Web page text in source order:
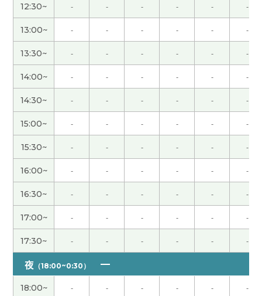
虽然在日本不怎么在意食品的安全性，但是没有问
题👌( 女性 )
谢谢今天的课。 很好的问题。我们下次再聊这个
吧。( 男性 )
当时我很着急，但现在很怀念。 久违地想去大连看
看。 谢谢老师，这节课也很有趣。
教育孩子当然很难。不知不觉孩子长大了。父母知
道孩子和平时不一样。觉得家家有本难念的经。解
决的方式有很多种。下次见吧。( 男性 )
谢谢！我很开心!下次也请多多关照
非常感謝 下次見 ( 40代 男性 )
谢谢老师给我上课。我很高兴跟您上课。我很期待
下次再见！( 女性 )
12:30~ - - - - - -
13:00~ - - - - - -
13:30~ - - - - - -
14:00~ - - - - - -
14:30~ - - - - - -
15:00~ - - - - - -
15:30~ - - - - - -
16:00~ - - - - - -
16:30~ - - - - - -
17:00~ - - - - - -
17:30~ - - - - - -
夜 （18:00~0:30）
18:00~ - - - - - -